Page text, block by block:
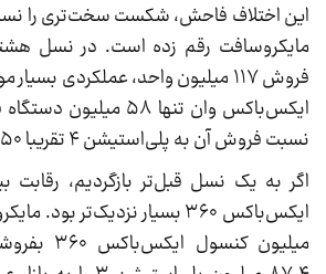
این اختلاف فاحش، شکست سخت‌تری را
فروش ۱۱۷ میلیون واحد، عملکردی
ایکس‌باکس وان تنها ۵۸
نسبت فروش آن به پلی‌استیشن ۴ تقریبا ۵۰ درصد بود.
میلیون